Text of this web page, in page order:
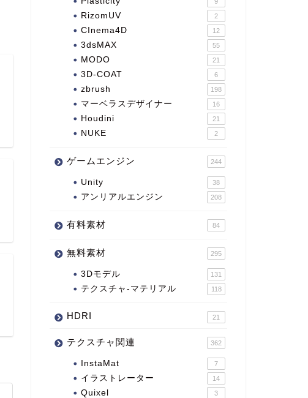
RizomUV 2
CInema4D 12
3dsMAX 55
MODO 21
3D-COAT 6
zbrush 198
マーベラスデザイナー 16
Houdini 21
NUKE 2
ゲームエンジン 244
Unity 38
アンリアルエンジン 208
有料素材 84
無料素材 295
3Dモデル 131
テクスチャ-マテリアル 118
HDRI 21
テクスチャ関連 362
InstaMat 7
イラストレーター 14
Quixel 3